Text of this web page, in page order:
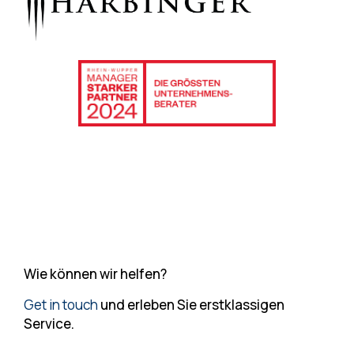
Wie können wir helfen?
Get in touch und erleben Sie erstklassigen
Service.